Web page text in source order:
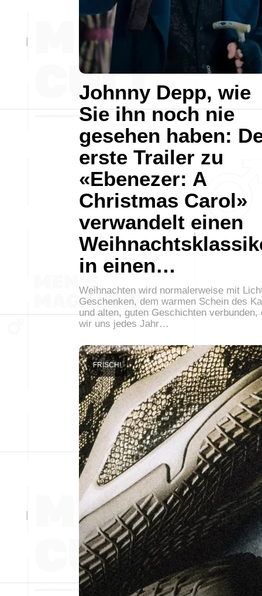
Johnny Depp, wie
Sie ihn noch nie
gesehen haben:
erste Trailer zu
«Ebenezer: A
Christmas Carol»
verwandelt einen
in einen…
Weihnachten wird normalerweise mit
Geschenken, dem warmen Schein des
und alten, guten Geschichten verbunden,
wir uns jedes Jahr…
FRISCH!